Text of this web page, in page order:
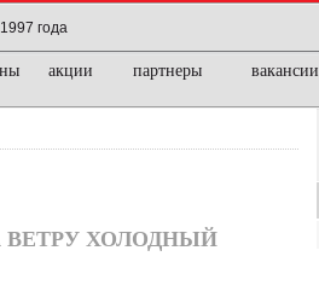
года
акции партнеры вакансии
ВЕТРУ ХОЛОДНЫЙ